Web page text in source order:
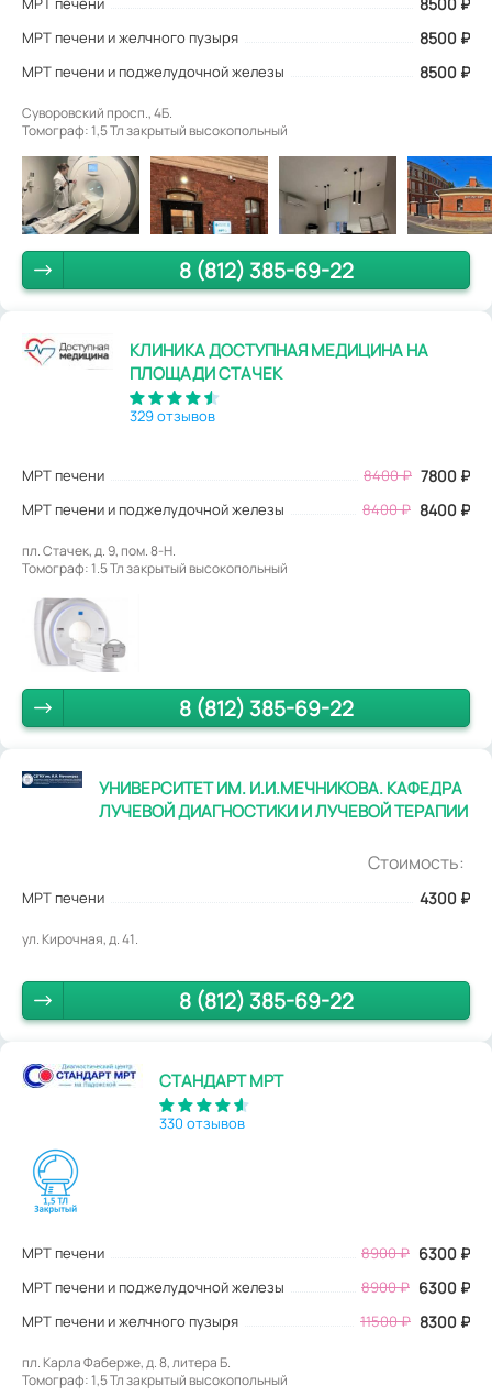
МРТ печени и желчного пузыря 8500 ₽
МРТ печени и поджелудочной железы 8500 ₽
Суворовский просп., 4Б.
Томограф: 1,5 Тл закрытый высокопольный
8 (812) 385-69-22
КЛИНИКА ДОСТУПНАЯ МЕДИЦИНА НА
ПЛОЩАДИ СТАЧЕК
329 отзывов
МРТ печени 8400₽ 7800 ₽
МРТ печени и поджелудочной железы 8400 ₽ 8400 ₽
пл. Стачек, д. 9, пом. 8-Н.
Томограф: 1.5 Тл закрытый высокопольный
8 (812) 385-69-22
УНИВЕРСИТЕТ ИМ. И.И.МЕЧНИКОВА. КАФЕДРА
ЛУЧЕВОЙ ДИАГНОСТИКИ И ЛУЧЕВОЙ ТЕРАПИИ
Стоимость:
МРТ печени 4300 ₽
ул. Кирочная, д. 41.
8 (812) 385-69-22
СТАНДАРТ МРТ
330 отзывов
МРТ печени 8900₽ 6300 ₽
МРТ печени и поджелудочной железы 8900 ₽ 6300 ₽
МРТ печени и желчного пузыря 11500 ₽ 8300 ₽
пл. Карла Фаберже, д. 8, литера Б.
Томограф: 1,5 Тл закрытый высокопольный